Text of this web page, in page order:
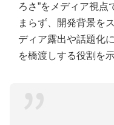
ろさ”をメディア視
まらず、開発背景を
ディア露出や話題化
を橋渡しする役割を